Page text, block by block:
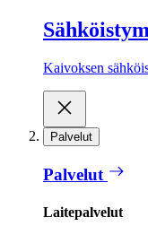
Kaivoksen
Palvelut
Palvelut
Laitepalvelut